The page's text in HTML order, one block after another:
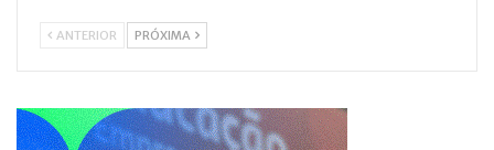
ANTERIOR PRÓXIMA